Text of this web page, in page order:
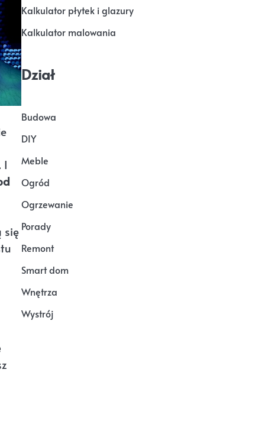
I
się
Kalkulator płytek i glazury
Kalkulator malowania
Dział
Budowa
DIY
Meble
Ogród
Ogrzewanie
Porady
Remont
Smart dom
Wnętrza
Wystrój